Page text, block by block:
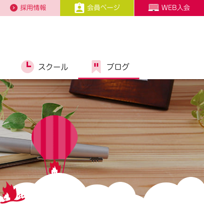
採用情報 会員ページ WEB入会
スクール ブログ